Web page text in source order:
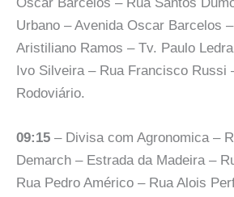
Urbano – Avenida Oscar Barcelos
Aristiliano Ramos – Tv. Paulo
Ivo Silveira – Rua Francisco Russi
Rodoviário.
09:15 – Divisa com Agronomica –
Demarch – Estrada da Madeira –
Rua Pedro Américo – Rua Alois